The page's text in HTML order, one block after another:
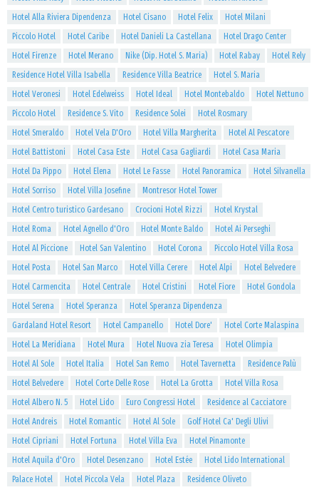
Hotel Alla Riviera Dipendenza
Hotel Cisano Hotel Felix
Hotel Milani
Piccolo Hotel
Hotel Caribe Hotel Danieli La Castellana
Hotel Drago Center
Hotel Firenze
Hotel Merano Nike (Dip. Hotel S. Maria) Hotel Rabay
Hotel Rely
Residence Hotel Villa Isabella
Residence Villa Beatrice
Hotel S. Maria
Hotel Veronesi
Hotel Edelweiss Hotel Ideal Hotel Montebaldo
Hotel Nettuno
Piccolo Hotel
Residence S. Vito Residence Solei
Hotel Rosmary
Hotel Smeraldo
Hotel Vela D'Oro Hotel Villa Margherita
Hotel Al Pescatore
Hotel Battistoni
Hotel Casa Este Hotel Casa Gagliardi
Hotel Casa Maria
Hotel Da Pippo
Hotel Elena Hotel Le Fasse Hotel Panoramica
Hotel Silvanella
Hotel Sorriso
Hotel Villa Josefine
Montresor Hotel Tower
Hotel Centro turistico Gardesano
Crocioni Hotel Rizzi
Hotel Krystal
Hotel Roma
Hotel Agnello d'Oro Hotel Monte Baldo
Hotel Ai Perseghi
Hotel Al Piccione
Hotel San Valentino Hotel Corona
Piccolo Hotel Villa Rosa
Hotel Posta
Hotel San Marco Hotel Villa Cerere Hotel Alpi
Hotel Belvedere
Hotel Carmencita
Hotel Centrale Hotel Cristini Hotel Fiore
Hotel Gondola
Hotel Serena
Hotel Speranza
Hotel Speranza Dipendenza
Gardaland Hotel Resort
Hotel Campanello Hotel Dore'
Hotel Corte Malaspina
Hotel La Meridiana
Hotel Mura Hotel Nuova zia Teresa
Hotel Olimpia
Hotel Al Sole
Hotel Italia Hotel San Remo Hotel Tavernetta
Residence Palù
Hotel Belvedere
Hotel Corte Delle Rose Hotel La Grotta
Hotel Villa Rosa
Hotel Albero N. 5
Hotel Lido Euro Congressi Hotel
Residence al Cacciatore
Hotel Andreis
Hotel Romantic Hotel Al Sole
Golf Hotel Ca' Degli Ulivi
Hotel Cipriani
Hotel Fortuna Hotel Villa Eva
Hotel Pinamonte
Hotel Aquila d'Oro
Hotel Desenzano Hotel Estée
Hotel Lido International
Palace Hotel
Hotel Piccola Vela Hotel Plaza
Residence Oliveto